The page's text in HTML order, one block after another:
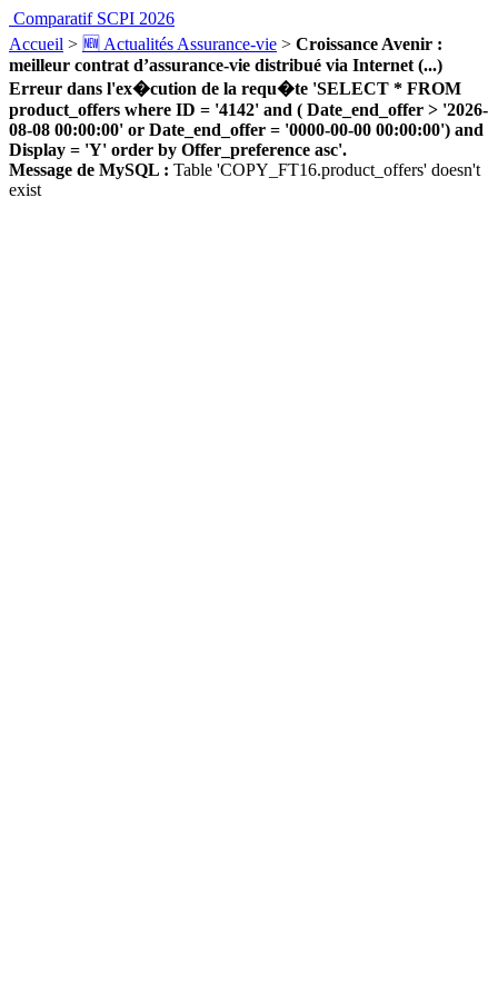
Comparatif SCPI 2026
Accueil > 🆕 Actualités Assurance-vie > Croissance Avenir :
meilleur contrat d’assurance-vie distribué via Internet (...)
Erreur dans l'ex�cution de la requ�te 'SELECT * FROM
product_offers where ID = '4142' and ( Date_end_offer > '2026-
08-08 00:00:00' or Date_end_offer = '0000-00-00 00:00:00') and
Display = 'Y' order by Offer_preference asc'.
Message de MySQL : Table 'COPY_FT16.product_offers' doesn't
exist